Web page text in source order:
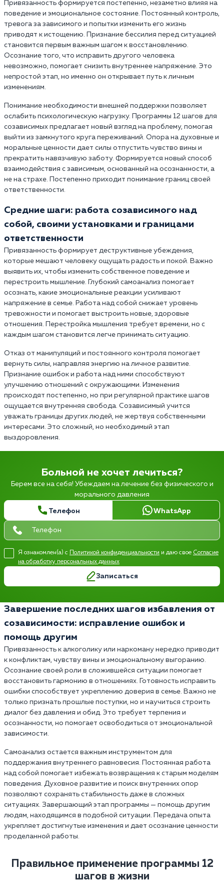
Привязанность формируется постепенно, незаметно влияя на
поведение и эмоциональное состояние. Постоянный контроль,
тревога за зависимого и попытки изменить его жизнь
приводят к истощению. Признание бессилия перед ситуацией
становится первым важным шагом к восстановлению.
Осознание того, что исправить другого человека
невозможно, помогает снизить внутреннее напряжение. Это
непростой этап, но именно он открывает путь к личным
изменениям.
Понимание необходимости внешней поддержки позволяет
ослабить психологическую нагрузку. Программы 12 шагов для
созависимых предлагает новый взгляд на проблему, помогая
выйти из замкнутого круга переживаний. Опора на духовные и
моральные ценности дает силы отпустить чувство вины и
прекратить навязчивую заботу. Формируется новый способ
взаимодействия с зависимым, основанный на осознанности, а
не на страхе. Постепенно приходит понимание границ своей
ответственности.
Средние шаги: работа созависимого над
собой, своими установками и границами
ответственности
Привязанность формирует деструктивные убеждения,
которые мешают человеку ощущать радость и покой. Важно
выявить их, чтобы изменить собственное поведение и
перестроить мышление. Глубокий самоанализ помогает
осознать, какие эмоциональные реакции усиливают
напряжение в семье. Работа над собой снижает уровень
тревожности и помогает выстроить новые, здоровые
отношения. Перестройка мышления требует времени, но с
каждым шагом становится легче принимать ситуацию.
Отказ от манипуляций и постоянного контроля помогает
вернуть силы, направляя энергию на личное развитие.
Признание ошибок и работа над ними способствуют
улучшению отношений с окружающими. Изменения
происходят постепенно, но при регулярной практике шагов
ощущается внутренняя свобода. Созависимый учится
уважать границы других людей, не жертвуя собственными
интересами. Это сложный, но необходимый этап
выздоровления.
Больной не хочет лечиться?
Берем все на себя! Убеждаем на лечение без физического и
морального давления
Телефон WhatsApp
Я ознакомлен(а) с Политикой конфиденциальности и даю свое Согласие
на обработку персональных данных
Записаться
Завершение последних шагов избавления от
созависимости: исправление ошибок и
помощь другим
Привязанность к алкоголику или наркоману нередко приводит
к конфликтам, чувству вины и эмоциональному выгоранию.
Осознание своей роли в сложившейся ситуации помогает
восстановить гармонию в отношениях. Готовность исправить
ошибки способствует укреплению доверия в семье. Важно не
только признать прошлые поступки, но и научиться строить
диалог без давления и обид. Это требует терпения и
осознанности, но помогает освободиться от эмоциональной
зависимости.
Самоанализ остается важным инструментом для
поддержания внутреннего равновесия. Постоянная работа
над собой помогает избежать возвращения к старым моделям
поведения. Духовное развитие и поиск внутренних опор
позволяют сохранять стабильность даже в сложных
ситуациях. Завершающий этап программы — помощь другим
людям, находящимся в подобной ситуации. Передача опыта
укрепляет достигнутые изменения и дает осознание ценности
проделанной работы.
Правильное применение программы 12
шагов в жизни